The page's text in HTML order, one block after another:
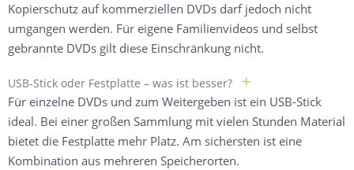
Kopierschutz auf kommerziellen DVDs darf jedoch nicht
umgangen werden. Für eigene Familienvideos und selbst
gebrannte DVDs gilt diese Einschränkung nicht.
USB-Stick oder Festplatte – was ist besser? +
Für einzelne DVDs und zum Weitergeben ist ein USB-Stick
ideal. Bei einer großen Sammlung mit vielen Stunden Material
bietet die Festplatte mehr Platz. Am sichersten ist eine
Kombination aus mehreren Speicherorten.